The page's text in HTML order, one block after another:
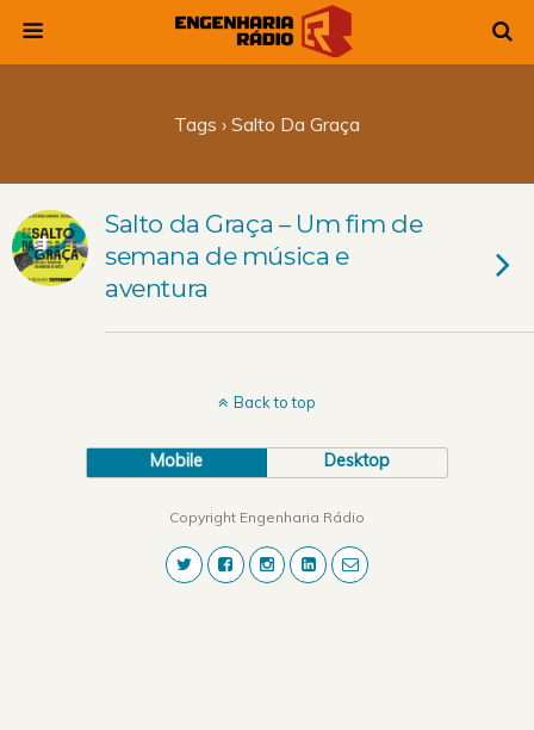
Tags › Salto Da Graça
Salto da Graça – Um fim de
semana de música e
aventura
Back to top
Mobile Desktop
Copyright Engenharia Rádio